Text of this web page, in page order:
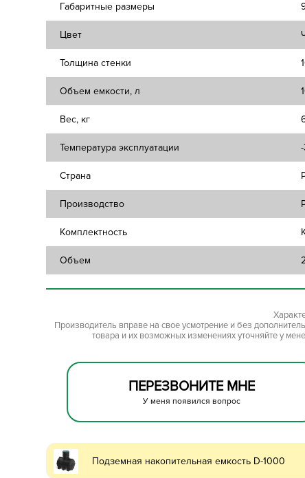
Габаритные размеры
Цвет
Толщина стенки
Объем емкости, л
Вес, кг
Температура эксплуатации
Страна
Производство
Комплектность
Объем
Производитель вправе на свое усмотрение и без
товара и их возможных изменениях уточняйте у
ПЕРЕЗВОНИТЕ МНЕ
У меня появился вопрос
Подземная накопительная емкость D-1000